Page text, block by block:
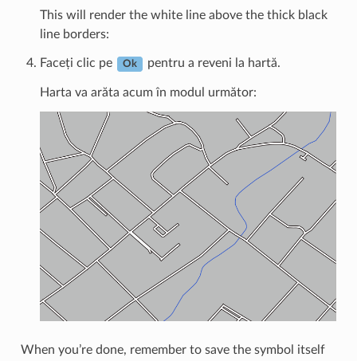
This will render the white line above the thick black
line borders:
Faceți clic pe Ok pentru a reveni la hartă.
Harta va arăta acum în modul următor:
When you’re done, remember to save the symbol itself